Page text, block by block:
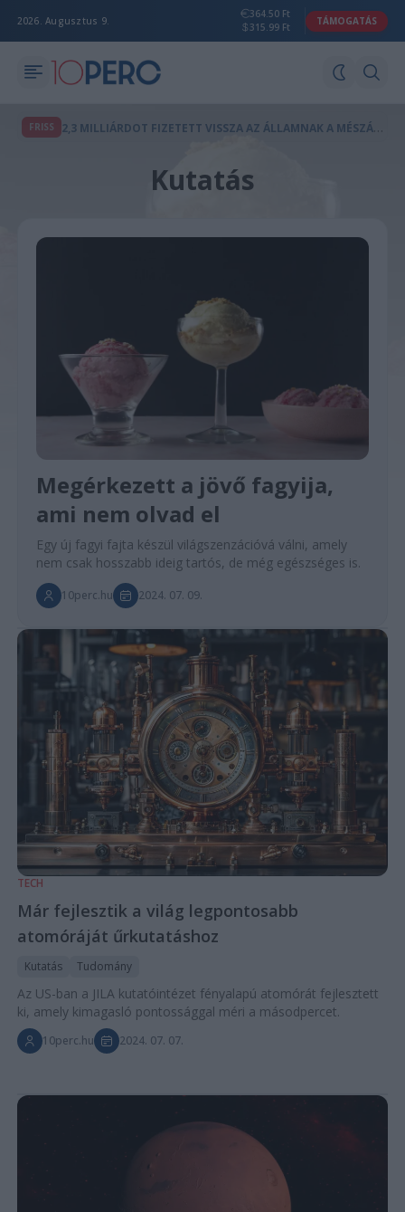
2026. Augusztus 9.
364.50 Ft
315.99 Ft
TÁMOGATÁS
FRISS 2
,3 MILLIÁRDOT FIZETETT VISSZA AZ ÁLLAMNAK A MÉSZÁROS LŐRINCHEZ KÖTHETŐ MAGÁNTŐKEALAP
Kutatás
Megérkezett a jövő fagyija,
ami nem olvad el
Egy új fagyi fajta készül világszenzációvá válni, amely
nem csak hosszabb ideig tartós, de még egészséges is.
10perc.hu 2024. 07. 09.
TECH
Már fejlesztik a világ legpontosabb
atomóráját űrkutatáshoz
Kutatás Tudomány
Az US-ban a JILA kutatóintézet fényalapú atomórát fejlesztett
ki, amely kimagasló pontossággal méri a másodpercet.
10perc.hu 2024. 07. 07.